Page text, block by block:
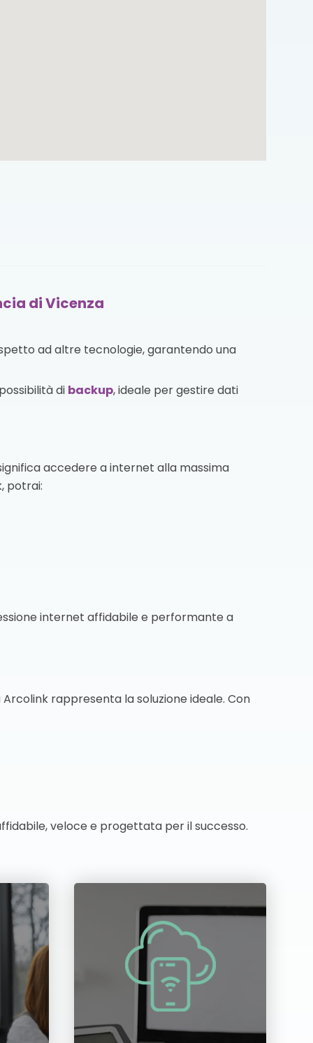
di Vicenza
ad altre tecnologie, garantendo una
di backup, ideale per gestire dati
accedere a internet alla massima
potrai:
internet affidabile e performante a
rappresenta la soluzione ideale. Con
veloce e progettata per il successo.